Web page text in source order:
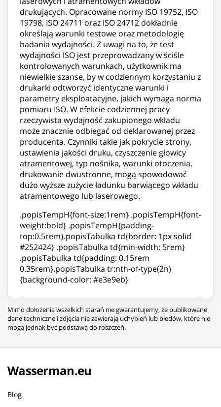
drukujących. Opracowane normy ISO 19752, ISO
19798, ISO 24711 oraz ISO 24712 dokładnie
określają warunki testowe oraz metodologię
badania wydajności. Z uwagi na to, że test
wydajności ISO jest przeprowadzany w ściśle
kontrolowanych warunkach, użytkownik ma
niewielkie szanse, by w codziennym korzystaniu z
drukarki odtworzyć identyczne warunki i
parametry eksploatacyjne, jakich wymaga norma
pomiaru ISO. W efekcie codziennej pracy
rzeczywista wydajność zakupionego wkładu
może znacznie odbiegać od deklarowanej przez
producenta. Czynniki takie jak pokrycie strony,
ustawienia jakości druku, czyszczenie głowicy
atramentowej, typ nośnika, warunki otoczenia,
drukowanie dwustronne, mogą spowodować
dużo wyższe zużycie ładunku barwiącego wkładu
atramentowego lub laserowego.
.popisTempH{font-size:1rem} .popisTempH{font-
weight:bold} .popisTempH{padding-
top:0.5rem}.popisTabulka td{border: 1px solid
#252424} .popisTabulka td{min-width: 5rem}
.popisTabulka td{padding: 0.15rem
0.35rem}.popisTabulka tr:nth-of-type(2n)
{background-color: #e3e9eb}
Mimo dołożenia wszelkich starań nie gwarantujemy, że publikowane
dane techniczne i zdjęcia nie zawierają uchybień lub błędów, które nie
mogą jednak być podstawą do roszczeń.
Wasserman.eu
Blog